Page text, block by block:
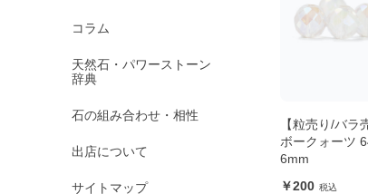
コラム
天然石・パワーストーン
辞典
石の組み合わせ・相性
出店について
サイトマップ
【粒売り/バラ
ボークォーツ
6mm
200